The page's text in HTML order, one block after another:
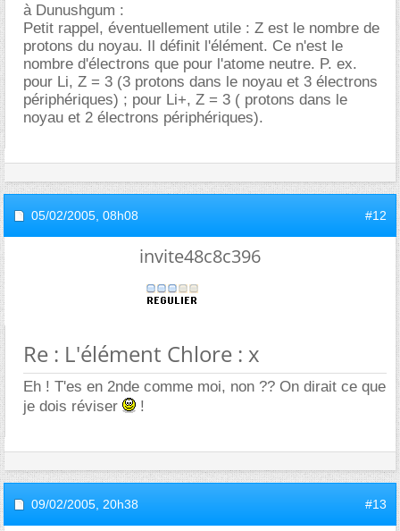
à Dunushgum :
Petit rappel, éventuellement utile : Z est le nombre de
protons du noyau. Il définit l'élément. Ce n'est le
nombre d'électrons que pour l'atome neutre. P. ex.
pour Li, Z = 3 (3 protons dans le noyau et 3 électrons
périphériques) ; pour Li+, Z = 3 ( protons dans le
noyau et 2 électrons périphériques).
05/02/2005, 08h08 #12
invite48c8c396
Re : L'élément Chlore : x
Eh ! T'es en 2nde comme moi, non ?? On dirait ce que
je dois réviser
!
09/02/2005, 20h38 #13